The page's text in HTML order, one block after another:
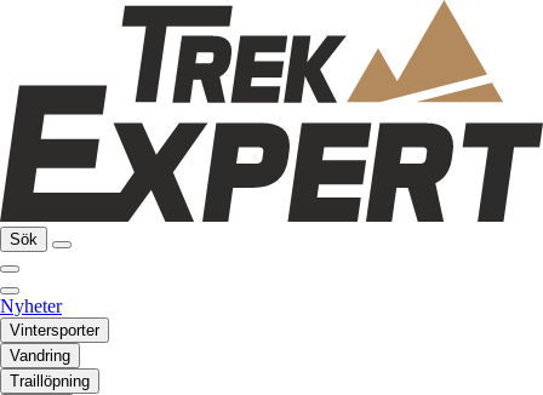
Sök
Nyheter
Vintersporter
Vandring
Traillöpning